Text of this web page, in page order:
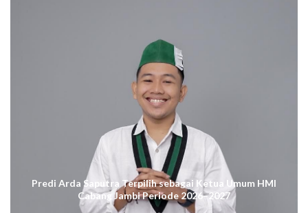
Predi Arda Saputra Terpilih sebagai Ketua Umum HMI
Cabang Jambi Periode 2026–2027